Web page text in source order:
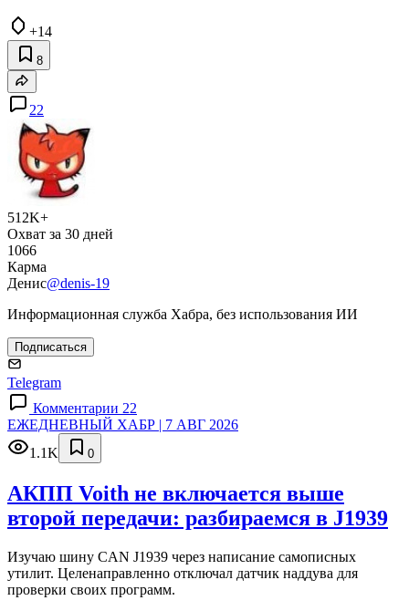
+14
8
22
512K+
Охват за 30 дней
1066
Карма
Денис@denis-19
Информационная служба Хабра, без использования ИИ
Подписаться
Telegram
Комментарии 22
ЕЖЕДНЕВНЫЙ ХАБР | 7 АВГ 2026
1.1K
0
АКПП Voith не включается выше
второй передачи: разбираемся в J1939
Изучаю шину CAN J1939 через написание самописных
утилит. Целенаправленно отключал датчик наддува для
проверки своих программ.